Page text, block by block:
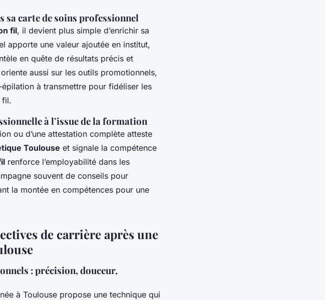
sa carte de soins professionnel
fil, il devient plus simple d’enrichir sa
apporte une valeur ajoutée en institut,
en quête de résultats précis et
aussi sur les outils promotionnels,
à transmettre pour fidéliser les
fil.
à l’issue de la formation
ou d’une attestation complète atteste
Toulouse et signale la compétence
renforce l’employabilité dans les
souvent de conseils pour
la montée en compétences pour une
de carrière après une
: précision, douceur,
à Toulouse propose une technique qui